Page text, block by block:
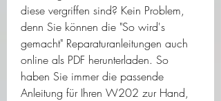
diese vergriffen sind? Kein Problem,
denn Sie können die "So wird's
gemacht" Reparaturanleitungen auch
online als PDF herunterladen. So
haben Sie immer die passende
Anleitung für Ihren W202 zur Hand,